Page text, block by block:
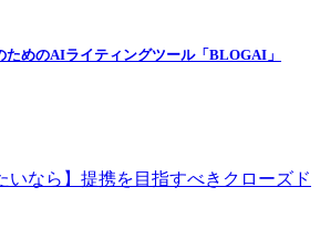
ためのAIライティングツール「BLOGAI」